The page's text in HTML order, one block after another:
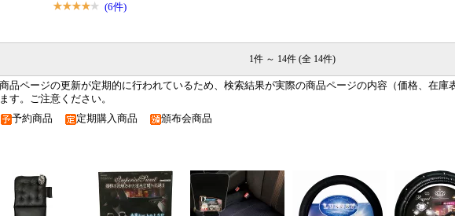
(6件)
1件 ～ 14件 (全 14件)
品ページの更新が定期的に行われているため、検索結果が実際の商品ページの内容（価格、在庫
す。ご注意ください。
予約商品 定期購入商品 頒布会商品